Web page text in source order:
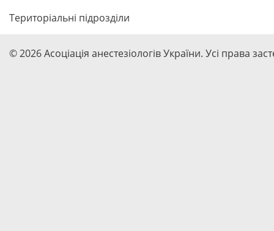
Територіальні підрозділи
© 2026 Асоціація анестезіологів України. Усі права